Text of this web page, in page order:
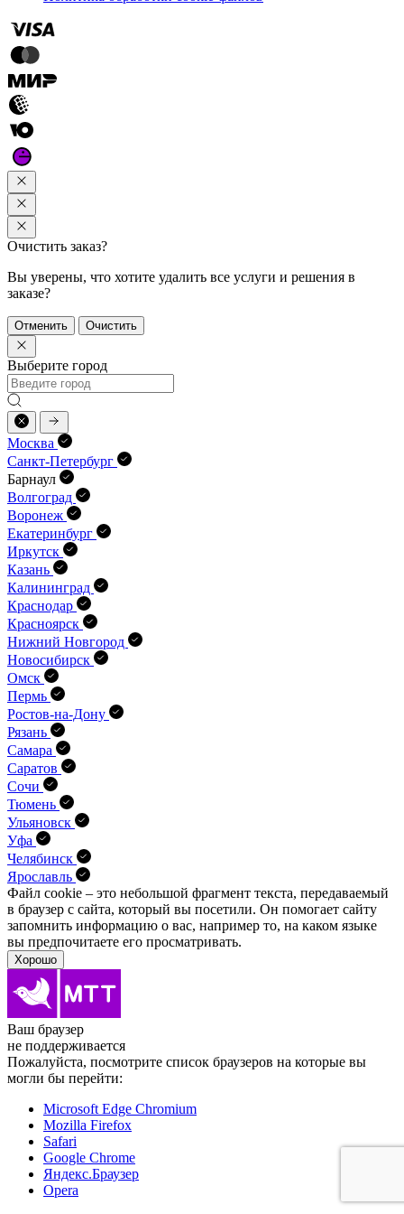
Очистить заказ?
Вы уверены, что хотите удалить все услуги и решения в
заказе?
Отменить Очистить
Выберите город
Москва
Санкт-Петербург
Барнаул
Волгоград
Воронеж
Екатеринбург
Иркутск
Казань
Калининград
Краснодар
Красноярск
Нижний Новгород
Новосибирск
Омск
Пермь
Ростов-на-Дону
Рязань
Самара
Саратов
Сочи
Тюмень
Ульяновск
Уфа
Челябинск
Ярославль
Файл cookie – это небольшой фрагмент текста, передава­емый
в браузер с сайта, который вы посетили. Он помо­гает сайту
запомнить информацию о вас, например то, на каком языке
вы предпочитаете его просматривать.
Хорошо
Ваш браузер
не поддерживается
Пожалуйста, посмотрите список браузеров на которые вы
могли бы перейти:
Microsoft Edge Chromium
Mozilla Firefox
Safari
Google Chrome
Яндекс.Браузер
Opera